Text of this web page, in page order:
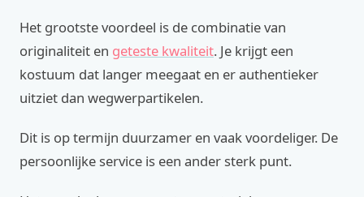
Het grootste voordeel is de combinatie van
originaliteit en geteste kwaliteit. Je krijgt een
kostuum dat langer meegaat en er authentieker
uitziet dan wegwerpartikelen.
Dit is op termijn duurzamer en vaak voordeliger. De
persoonlijke service is een ander sterk punt.